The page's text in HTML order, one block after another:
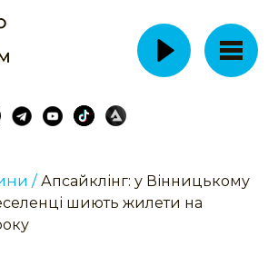
/ Апсайклінг: у Вінницькому
шиють жилети на